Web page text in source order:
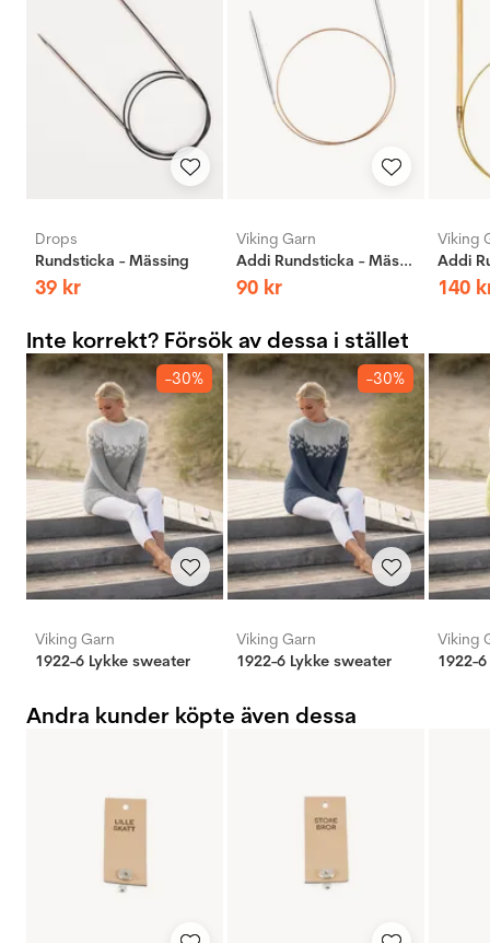
Drops
Rundsticka - Mässing
39 kr
Viking Garn
Addi Rundsticka - Mässing
90 kr
Viking
140
Inte korrekt? Försök av dessa i stället
-30%
Viking Garn
1922-6 Lykke sweater
-30%
Viking Garn
1922-6 Lykke sweater
Viking
1922-
Andra kunder köpte även dessa